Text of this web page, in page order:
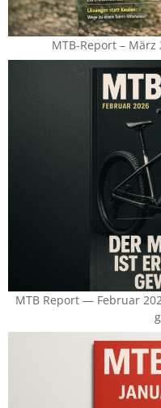
MTB-Report –
MTB Report — Februar